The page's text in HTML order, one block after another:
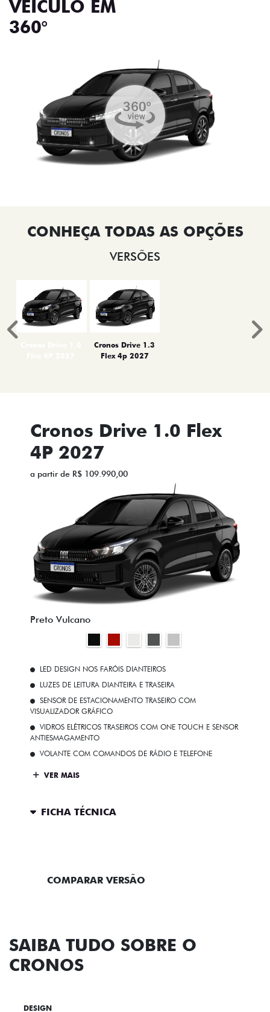
VEÍCULO EM
360°
VERSÕES
Cronos Drive 1.3
Flex 4p 2027
Anterior
Cronos Drive 1.0 Flex
4P 2027
a partir de R$ 109.990,00
Preto Vulcano
LED DESIGN NOS FARÓIS DIANTEIROS
LUZES DE LEITURA DIANTEIRA E TRASEIRA
SENSOR DE ESTACIONAMENTO TRASEIRO COM
VISUALIZADOR GRÁFICO
VIDROS ELÉTRICOS TRASEIROS COM ONE TOUCH E SENSOR
ANTIESMAGAMENTO
VOLANTE COM COMANDOS DE RÁDIO E TELEFONE
VER MAIS
FICHA TÉCNICA
COMPARAR VERSÃO
SAIBA TUDO SOBRE O
CRONOS
DESIGN